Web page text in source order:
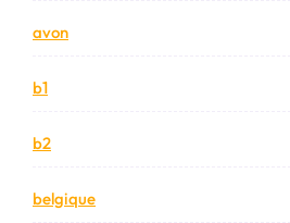
avon
b1
b2
belgique